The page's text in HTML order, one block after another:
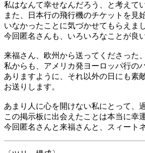
私はなんて幸せなんだろう、と考えて
また、日本行の飛行機のチケットを見
いなかったことに気づかせてもらえま
今回匿名さんも、いろいろなことが良
来福さん、欧州から送ってくださった
私からも、アメリカ発ヨーロッパ行の
ありますように、それ以外の日にも素
お送りします。
あまり人に心を開けない私にとって、
この掲示板に出会えたことは本当に幸
今回匿名さんと来福さんと、スィート